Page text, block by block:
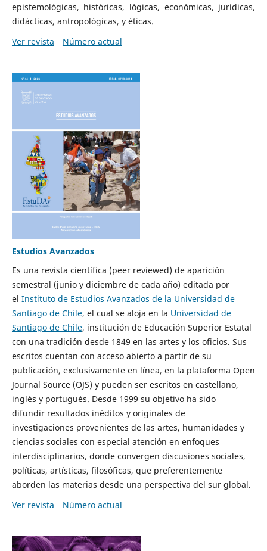
epistemológicas, históricas, lógicas, económicas, jurídicas,
didácticas, antropológicas, y éticas.
Ver revista
Número actual
Estudios Avanzados
Es una revista científica (peer reviewed) de aparición
semestral (junio y diciembre de cada año) editada por
el Instituto de Estudios Avanzados de la Universidad de
Santiago de Chile, el cual se aloja en la Universidad de
Santiago de Chile, institución de Educación Superior Estatal
con una tradición desde 1849 en las artes y los oficios. Sus
escritos cuentan con acceso abierto a partir de su
publicación, exclusivamente en línea, en la plataforma Open
Journal Source (OJS) y pueden ser escritos en castellano,
inglés y portugués. Desde 1999 su objetivo ha sido
difundir resultados inéditos y originales de
investigaciones provenientes de las artes, humanidades y
ciencias sociales con especial atención en enfoques
interdisciplinarios, donde convergen discusiones sociales,
políticas, artísticas, filosóficas, que preferentemente
aborden las materias desde una perspectiva del sur global.
Ver revista
Número actual